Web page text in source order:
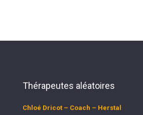
Thérapeutes aléatoires
Chloé Dricot – Coach – Herstal